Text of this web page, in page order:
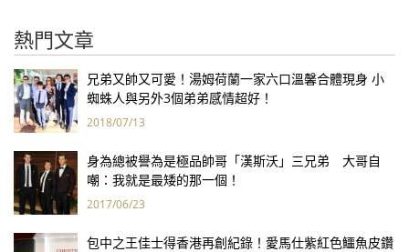
熱門文章
兄弟又帥又可愛！湯姆荷蘭一家六口溫馨合體現身 小
蜘蛛人與另外3個弟弟感情超好！
2018/07/13
身為總被譽為是極品帥哥「漢斯沃」三兄弟 大哥自
嘲：我就是最矮的那一個！
2017/06/23
包中之王佳士得香港再創紀錄！愛馬仕紫紅色鱷魚皮鑽